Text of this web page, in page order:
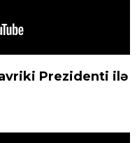
Prezidenti ilə